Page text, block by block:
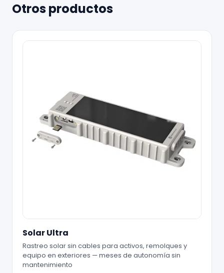
Otros productos
Solar Ultra
Rastreo solar sin cables para activos, remolques y
equipo en exteriores — meses de autonomía sin
mantenimiento